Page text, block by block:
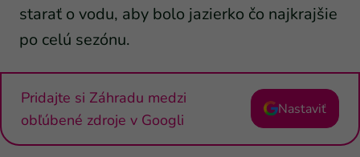
starať o vodu, aby bolo jazierko čo najkrajšie
po celú sezónu.
Pridajte si Záhradu medzi
obľúbené zdroje v Googli
Nastaviť